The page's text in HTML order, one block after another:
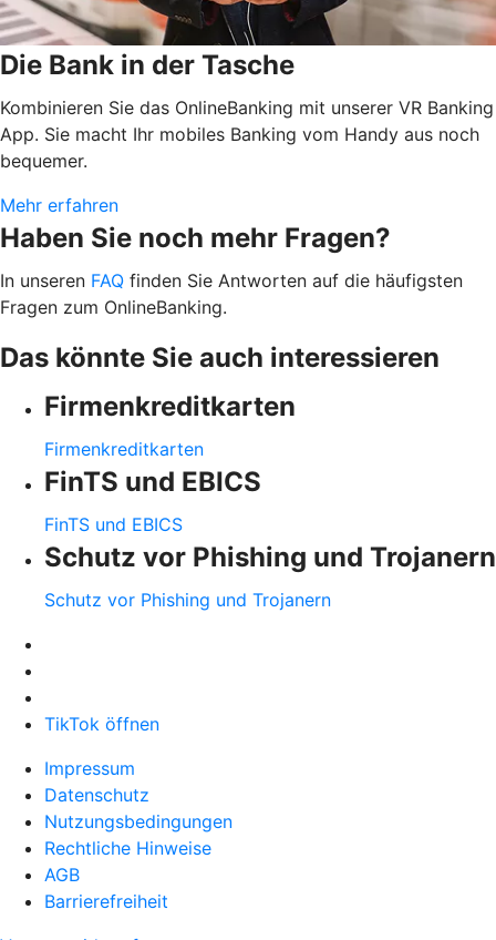
Die Bank in der Tasche
Kombinieren Sie das OnlineBanking mit unserer VR Banking
App. Sie macht Ihr mobiles Banking vom Handy aus noch
bequemer.
Mehr erfahren
Haben Sie noch mehr Fragen?
In unseren FAQ finden Sie Antworten auf die häufigsten
Fragen zum OnlineBanking.
Das könnte Sie auch interessieren
Firmenkreditkarten
Firmenkreditkarten
FinTS und EBICS
FinTS und EBICS
Schutz vor Phishing und Trojanern
Schutz vor Phishing und Trojanern
TikTok öffnen
Impressum
Datenschutz
Nutzungsbedingungen
Rechtliche Hinweise
AGB
Barrierefreiheit